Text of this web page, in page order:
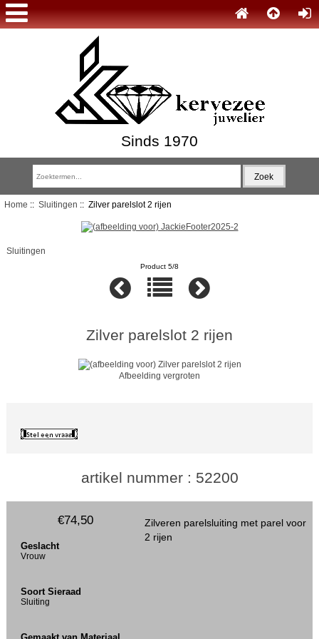
Sinds 1970
Home :: Sluitingen :: Zilver parelslot 2 rijen
Sluitingen
Product 5/8
Zilver parelslot 2 rijen
Afbeelding vergroten
artikel nummer : 52200
Zilveren parelsluiting met parel voor
2 rijen
€74,50
Geslacht
Vrouw
Soort Sieraad
Sluiting